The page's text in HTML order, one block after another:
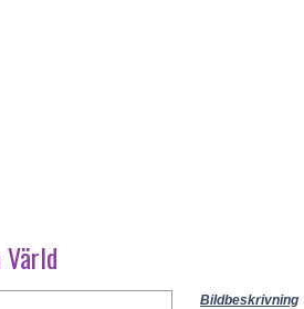
Bildbeskrivning